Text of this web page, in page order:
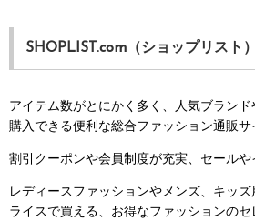
SHOPLIST.com（ショップリスト）
アイテム数がとにかく多く、人気ブラン
購入できる便利な総合ファッション通販サ
割引クーポンや会員制度が充実、セールや
レディースファッションやメンズ、キッ
ライスで買える、お得なファッションのセ